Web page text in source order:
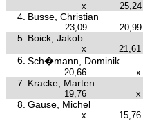
x
25,24
4. Busse, Christian
23,09
20,99
5. Boick, Jakob
x
21,61
6. Sch�mann, Dominik
20,66
x
7. Kracke, Marten
19,76
x
8. Gause, Michel
x
15,76